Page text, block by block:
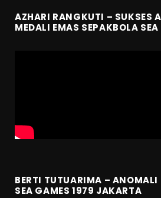
AZHARI RANGKUTI – SUKSES
MEDALI EMAS SEPAKBOLA
BERTI TUTUARIMA – ANOMALI
SEA GAMES 1979 JAKARTA